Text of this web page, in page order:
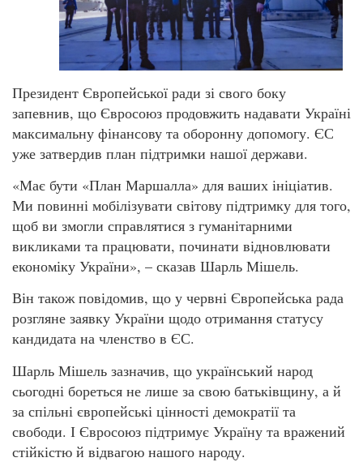
Президент Європейської ради зі свого боку
запевнив, що Євросоюз продовжить надавати Україні
максимальну фінансову та оборонну допомогу. ЄС
уже затвердив план підтримки нашої держави.
«Має бути «План Маршалла» для ваших ініціатив.
Ми повинні мобілізувати світову підтримку для того,
щоб ви змогли справлятися з гуманітарними
викликами та працювати, починати відновлювати
економіку України», – сказав Шарль Мішель.
Він також повідомив, що у червні Європейська рада
розгляне заявку України щодо отримання статусу
кандидата на членство в ЄС.
Шарль Мішель зазначив, що український народ
сьогодні бореться не лише за свою батьківщину, а й
за спільні європейські цінності демократії та
свободи. І Євросоюз підтримує Україну та вражений
стійкістю й відвагою нашого народу.